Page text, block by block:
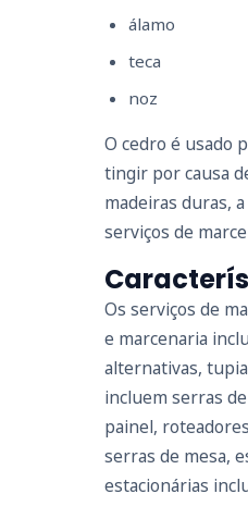
álamo
teca
noz
O cedro é usado
tingir por causa
madeiras duras,
serviços de
Os serviços de
e marcenaria
alternativas,
incluem serras
painel,
serras de mesa,
estacionárias